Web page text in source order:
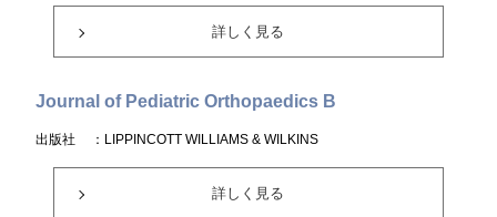
詳しく見る
Journal of Pediatric Orthopaedics B
出版社 ：LIPPINCOTT WILLIAMS & WILKINS
詳しく見る